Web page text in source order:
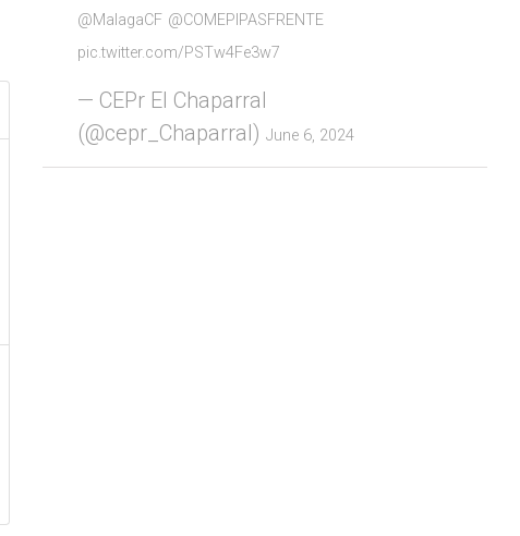
@MalagaCF @COMEPIPASFRENTE
pic.twitter.com/PSTw4Fe3w7
— CEPr El Chaparral
(@cepr_Chaparral) June 6, 2024